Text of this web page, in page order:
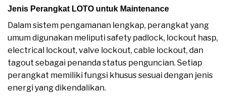
Jenis Perangkat LOTO untuk Maintenance
Dalam sistem pengamanan lengkap, perangkat yang
umum digunakan meliputi safety padlock, lockout hasp,
electrical lockout, valve lockout, cable lockout, dan
tagout sebagai penanda status penguncian. Setiap
perangkat memiliki fungsi khusus sesuai dengan jenis
energi yang dikendalikan.